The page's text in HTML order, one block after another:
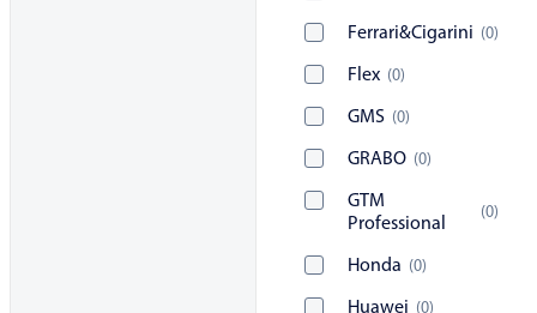
Ferrari&Cigarini (0)
Flex (0)
GMS (0)
GRABO (0)
GTM
Professional
(0)
Honda (0)
Huawei (0)